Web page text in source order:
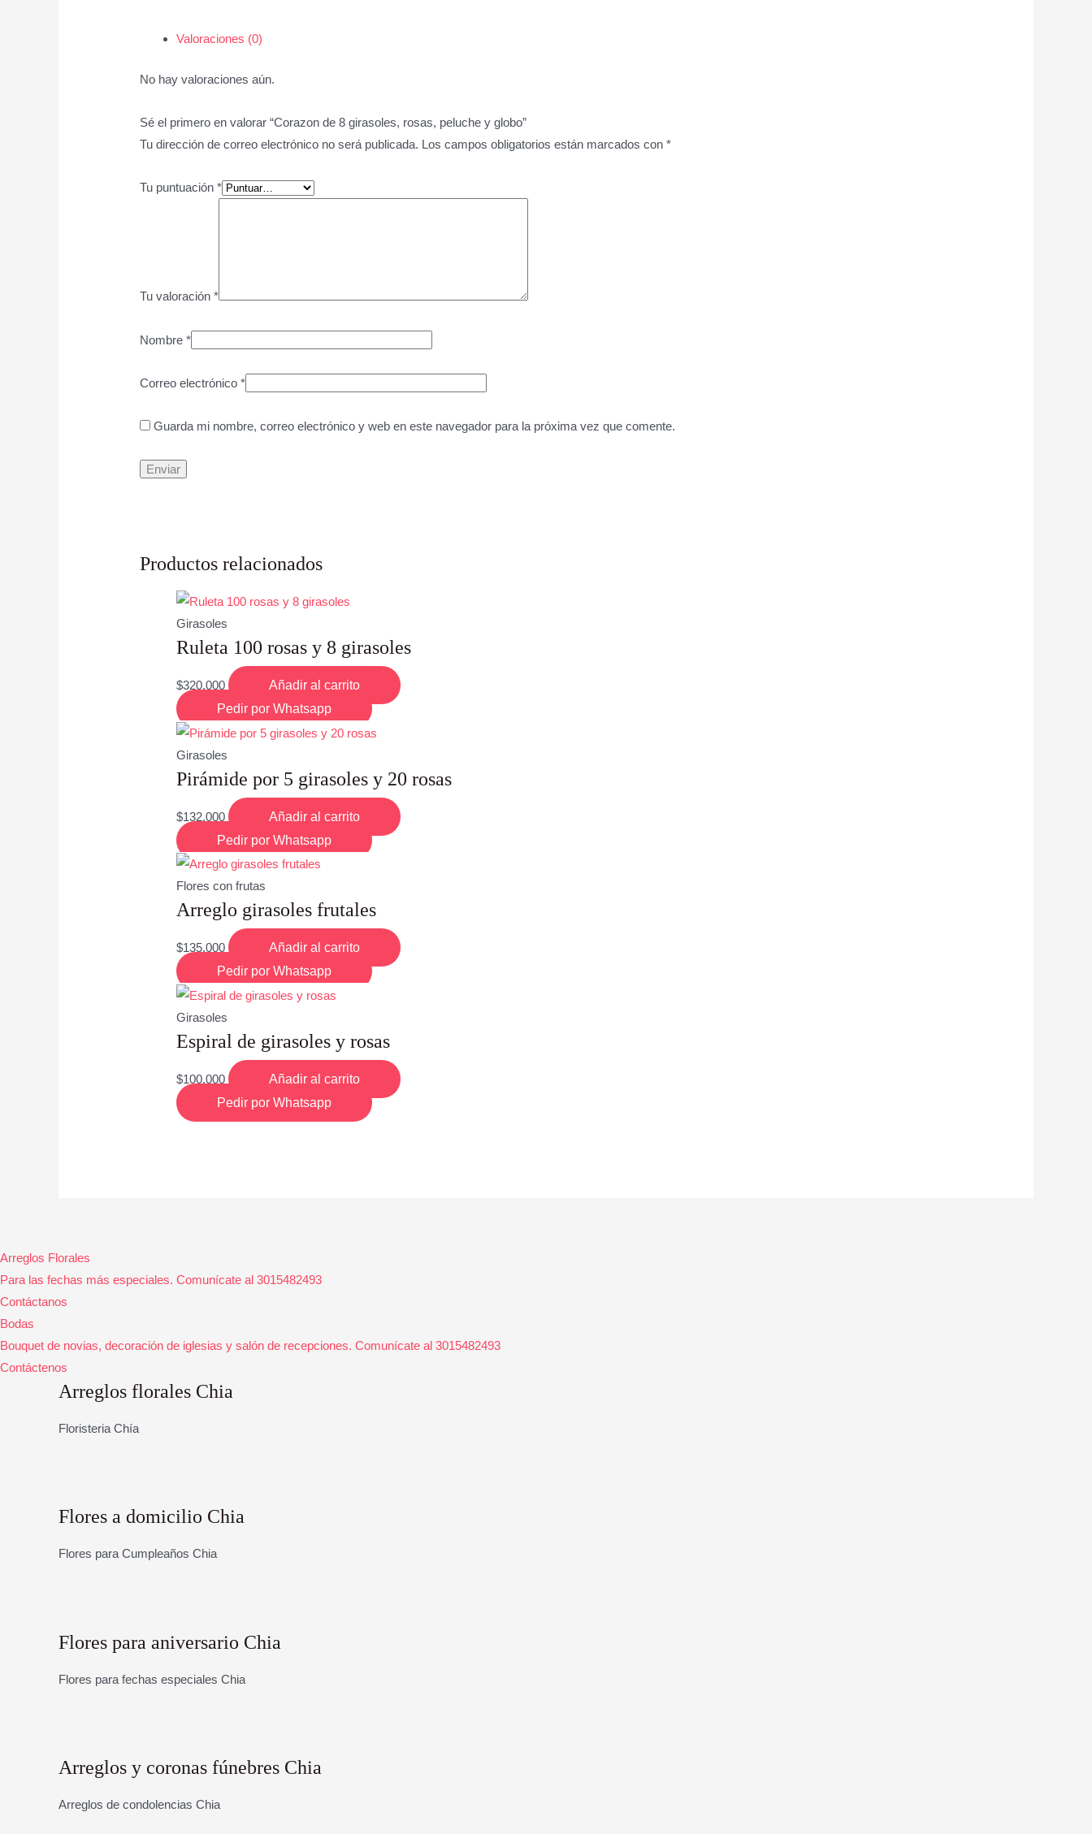
Valoraciones (0)
No hay valoraciones aún.
Sé el primero en valorar “Corazon de 8 girasoles, rosas, peluche y globo”
Tu dirección de correo electrónico no será publicada. Los campos obligatorios están marcados con*
Tu puntuación*
Tu valoración*
Nombre*
Correo electrónico*
Guarda mi nombre, correo electrónico y web en este navegador para la próxima vez que comente.
Productos relacionados
Girasoles
Ruleta 100 rosas y 8 girasoles
$320,000
Añadir al carrito
Pedir por Whatsapp
Girasoles
Pirámide por 5 girasoles y 20 rosas
$132,000
Añadir al carrito
Pedir por Whatsapp
Flores con frutas
Arreglo girasoles frutales
$135,000
Añadir al carrito
Pedir por Whatsapp
Girasoles
Espiral de girasoles y rosas
$100,000
Añadir al carrito
Pedir por Whatsapp
Arreglos Florales
Para las fechas más especiales. Comunícate al 3015482493
Contáctanos
Bodas
Bouquet de novias, decoración de iglesias y salón de recepciones. Comunícate al 3015482493
Contáctenos
Arreglos florales Chia
Floristeria Chía
Flores a domicilio Chia
Flores para Cumpleaños Chia
Flores para aniversario Chia
Flores para fechas especiales Chia
Arreglos y coronas fúnebres Chia
Arreglos de condolencias Chia